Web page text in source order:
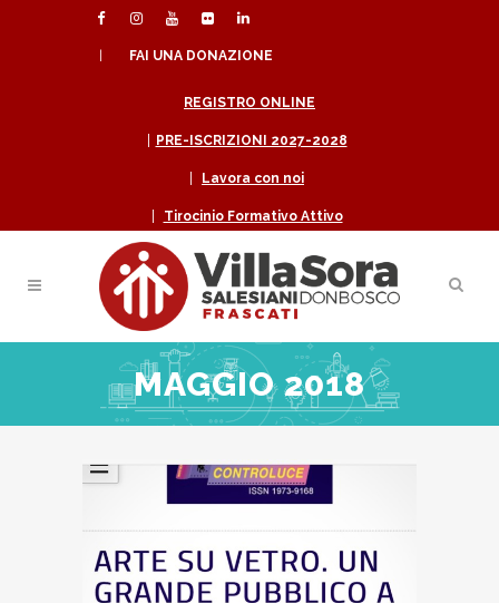
FAI UNA DONAZIONE
REGISTRO ONLINE
PRE-ISCRIZIONI 2027-2028
Lavora con noi
Tirocinio Formativo Attivo
MAGGIO 2018